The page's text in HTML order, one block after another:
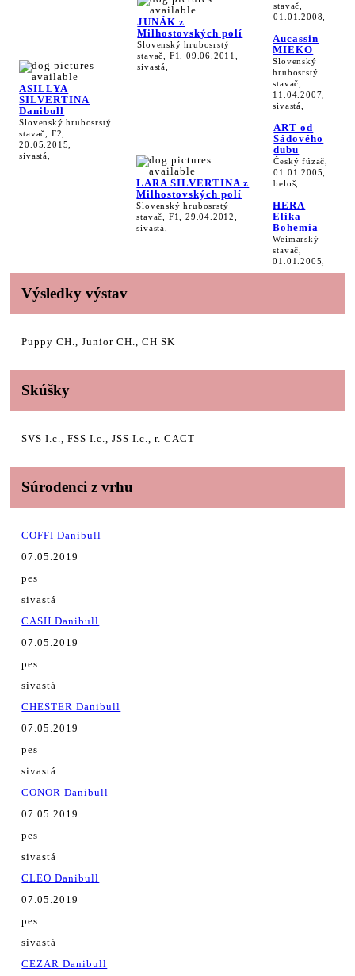
ASILLYA
SILVERTINA
Danibull
Slovenský hrubosrstý
stavač, F2,
20.05.2015,
sivastá,
JUNÁK z
Milhostovských polí
Slovenský hrubosrstý
stavač, F1, 09.06.2011,
sivastá,
stavač,
01.01.2008,
Aucassin
MIEKO
Slovenský
hrubosrstý
stavač,
11.04.2007,
sivastá,
LARA SILVERTINA z
Milhostovských polí
Slovenský hrubosrstý
stavač, F1, 29.04.2012,
sivastá,
ART od
Sádového
dubu
Český fúzač,
01.01.2005,
beloš,
HERA
Elika
Bohemia
Weimarský
stavač,
01.01.2005,
Výsledky výstav
Puppy CH., Junior CH., CH SK
Skúšky
SVS I.c., FSS I.c., JSS I.c., r. CACT
Súrodenci z vrhu
COFFI Danibull
07.05.2019
pes
sivastá
CASH Danibull
07.05.2019
pes
sivastá
CHESTER Danibull
07.05.2019
pes
sivastá
CONOR Danibull
07.05.2019
pes
sivastá
CLEO Danibull
07.05.2019
pes
sivastá
CEZAR Danibull